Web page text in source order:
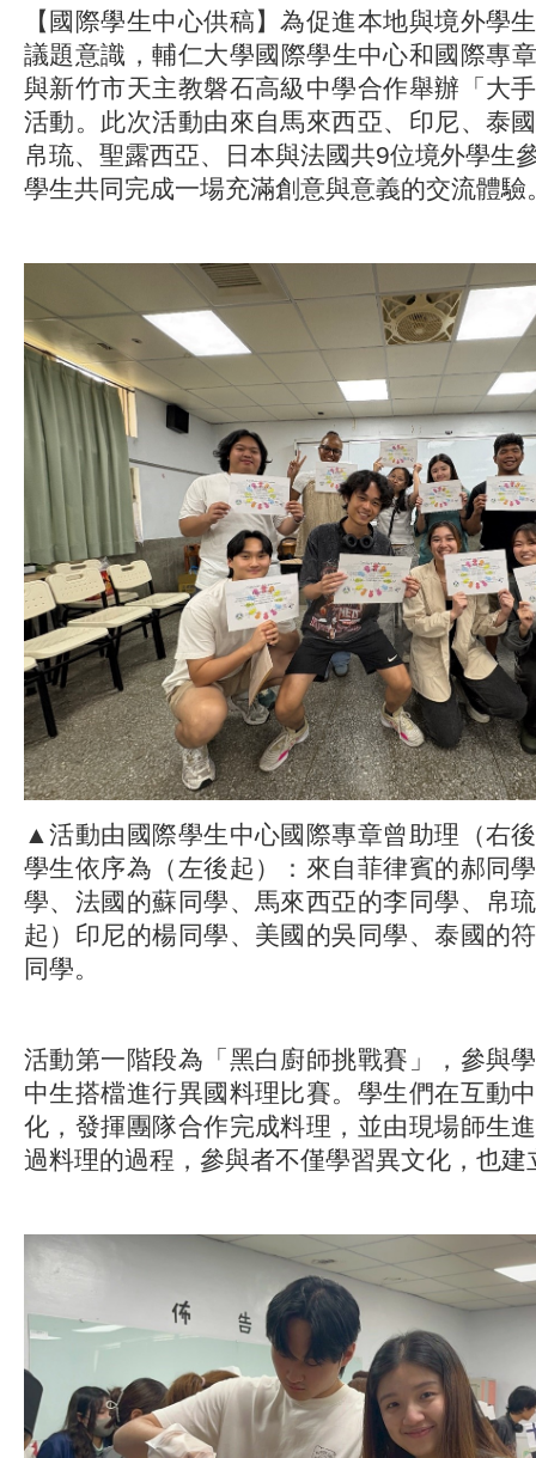
【國際學生中心供稿】為促進本地與境外學
議題意識，輔仁大學國際學生中心和國際專
與新竹市天主教磐石高級中學合作舉辦「大
活動。此次活動由來自馬來西亞、印尼、泰
帛琉、聖露西亞、日本與法國共9位境外學生
學生共同完成一場充滿創意與意義的交流體驗
▲活動由國際學生中心國際專章曾助理（右
學生依序為（左後起）：來自菲律賓的郝同
學、法國的蘇同學、馬來西亞的李同學、帛
起）印尼的楊同學、美國的吳同學、泰國的
同學。
活動第一階段為「黑白廚師挑戰賽」，參與
中生搭檔進行異國料理比賽。學生們在互動
化，發揮團隊合作完成料理，並由現場師生
過料理的過程，參與者不僅學習異文化，也建